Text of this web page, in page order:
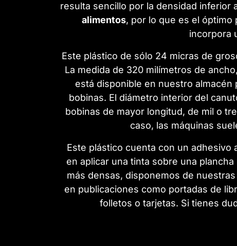
resulta sencillo por la densidad inferior
alimentos, por lo que es el óptimo
incorpora
Este plástico de sólo 24 micras de
La medida de 320 milímetros de
está disponible en nuestro almacén
bobinas. El diámetro interior del
bobinas de mayor longitud, de mil o
caso, las máquinas
Este plástico cuenta con un
en aplicar una tinta sobre una
más densas, disponemos de
en publicaciones como portadas de
folletos o tarjetas. Si tienes